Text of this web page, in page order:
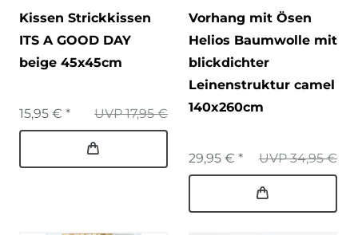
Kissen Strickkissen
ITS A GOOD DAY
beige 45x45cm
UVP 17,95 €
15,95 € *
Vorhang mit Ösen
Helios Baumwolle mit
blickdichter
Leinenstruktur camel
140x260cm
UVP 34,95 €
29,95 € *